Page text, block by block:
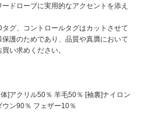
ドローブに実用的なアクセントを添え
グ、コントロールタグはカットさせて
護のためであり、品質や真贋において
い求めください。
]アクリル50％ 羊毛50％ [袖裏]ナイロン
ン90％ フェザー10％